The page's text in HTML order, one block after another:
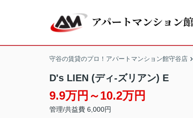
守谷の賃貸のプロ！アパートマンション館守谷店
D's LIEN (ディ-ズリアン) E
9.9万円～10.2万円
管理/共益費 6,000円